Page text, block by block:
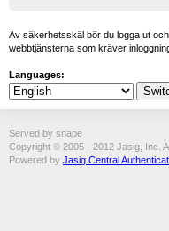
Av säkerhetsskäl bör du logga ut
webbtjänsterna som kräver
Languages:
Served by snape
Copyright © 2005 - 2012 Jasig, Inc.
Powered by Jasig Central